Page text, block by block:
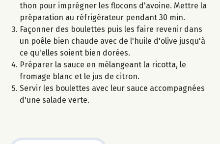
thon pour imprégner les flocons d'avoine. Mettre la
préparation au réfrigérateur pendant 30 min.
Façonner des boulettes puis les faire revenir dans
un poêle bien chaude avec de l'huile d'olive jusqu'à
ce qu'elles soient bien dorées.
Préparer la sauce en mélangeant la ricotta, le
fromage blanc et le jus de citron.
Servir les boulettes avec leur sauce accompagnées
d'une salade verte.